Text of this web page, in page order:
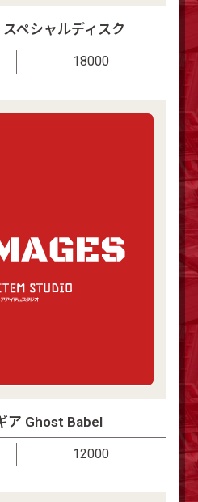
ペシャルディスク
18000
ア Ghost Babel
12000